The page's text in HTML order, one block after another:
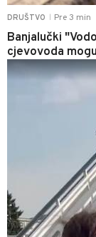
DRUŠTVO Pre 3 min
Banjalučki
cjevovoda